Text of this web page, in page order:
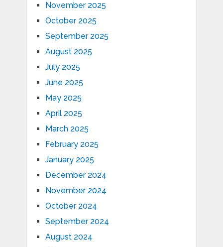
November 2025
October 2025
September 2025
August 2025
July 2025
June 2025
May 2025
April 2025
March 2025
February 2025
January 2025
December 2024
November 2024
October 2024
September 2024
August 2024